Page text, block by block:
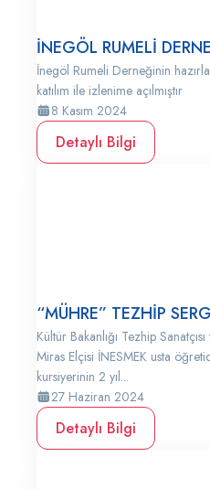
İNEGÖL RUMELİ
İnegöl Rumeli Derneğinin
katılım ile izlenime açılmıştır
8 Kasım 2024
Detaylı Bilgi
“MÜHRE” TEZHİP
Kültür Bakanlığı Tezhip
Miras Elçisi İNESMEK usta
kursiyerinin 2 yıl...
27 Haziran 2024
Detaylı Bilgi